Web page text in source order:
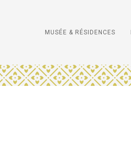
MUSÉE & RÉSIDENCES